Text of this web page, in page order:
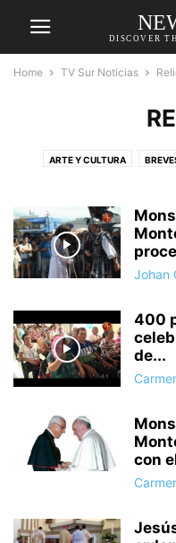
DISCOVER
Home TV Sur Noticias
ARTE Y CULTURA
ENTRETENIMIENTO
POLÍTICA RELIGIÓN
Johan
400
de...
con